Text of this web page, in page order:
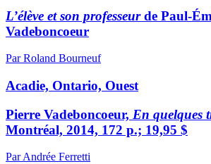
L’élève et son professeurde Paul-
Vadeboncoeur
Par Roland Bourneuf
Acadie, Ontario, Ouest
Pierre Vadeboncoeur, En quelques
Montréal, 2014, 172 p.; 19,95 $
Par Andrée Ferretti